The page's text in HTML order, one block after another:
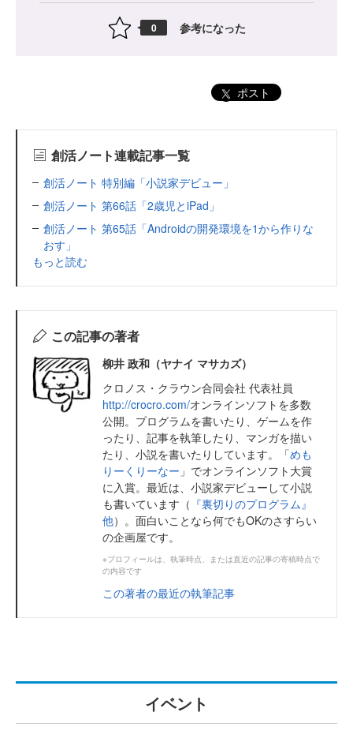
0 参考になった
ポスト
創活ノート連載記事一覧
創活ノート 特別編「小説家デビュー」
創活ノート 第66話「2歳児とiPad」
創活ノート 第65話「Androidの開発環境を1から作りな
おす」
もっと読む
この記事の著者
柳井 政和（ヤナイ マサカズ）
クロノス・クラウン合同会社 代表社員
http://crocro.com/オンラインソフトを多数
公開。プログラムを書いたり、ゲームを作
ったり、記事を執筆したり、マンガを描い
たり、小説を書いたりしています。「めも
りーくりーなー 」でオンラインソフト大賞
に入賞。最近は、小説家デビューして小説
も書いています（ 『裏切りのプログラム』
他）。面白いことなら何でもOKのさすらい
の企画屋です。
※プロフィールは、執筆時点、または直近の記事の寄稿時点で
の内容です
この著者の最近の執筆記事
イベント